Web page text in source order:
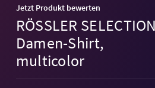
Jetzt Produkt bewerten
RÖSSLER SELECTION
Damen-Shirt,
multicolor